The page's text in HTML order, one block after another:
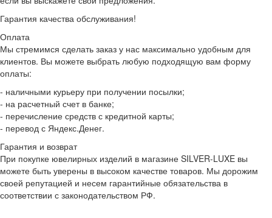
Гарантия качества обслуживания!
Оплата
Мы стремимся сделать заказ у нас максимально удобным для
клиентов. Вы можете выбрать любую подходящую вам форму
оплаты:
- наличными курьеру при получении посылки;
- на расчетный счет в банке;
- перечисление средств с кредитной карты;
- перевод с Яндекс.Денег.
Гарантия и возврат
При покупке ювелирных изделий в магазине SILVER-LUXE вы
можете быть уверены в высоком качестве товаров. Мы дорожим
своей репутацией и несем гарантийные обязательства в
соответствии с законодательством РФ.